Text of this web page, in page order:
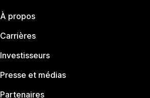
À propos
Carrières
Investisseurs
Presse et médias
Partenaires